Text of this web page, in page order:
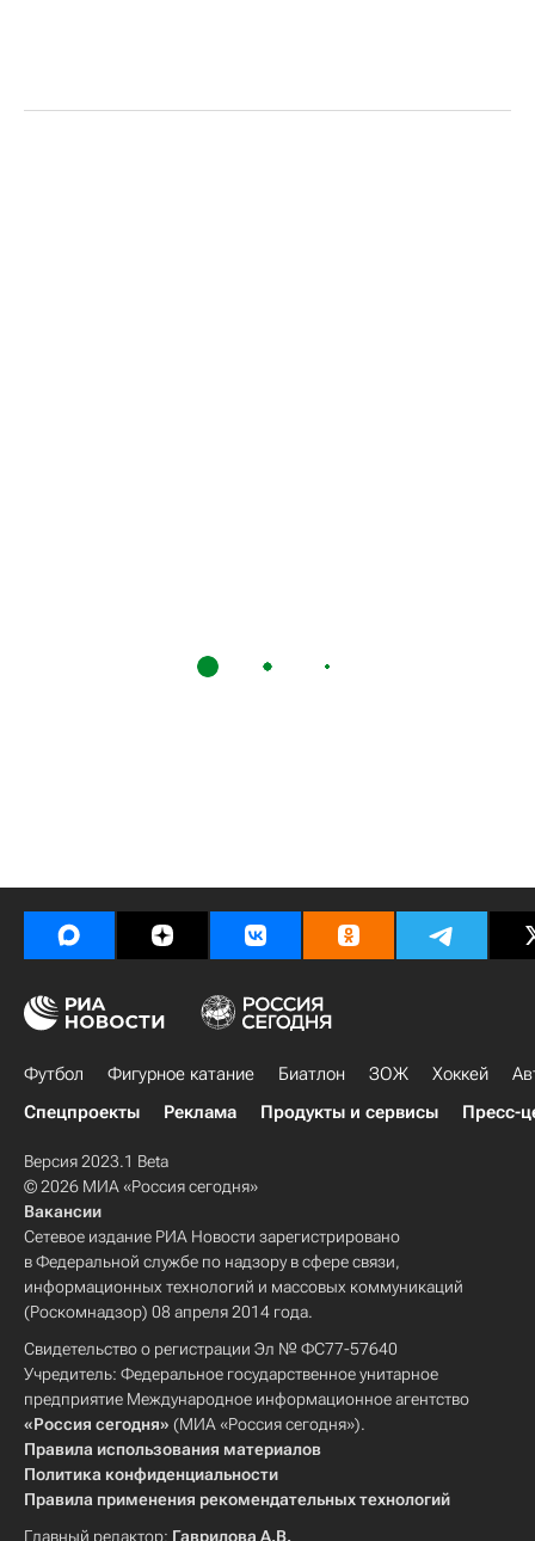
Футбол Фигурное катание Биатлон ЗОЖ Хоккей
Спецпроекты
Реклама Продукты и сервисы Пресс-
Версия 2023.1 Beta
© 2026 МИА «Россия сегодня»
Вакансии
Сетевое издание РИА Новости зарегистрировано
в Федеральной службе по надзору в сфере связи,
информационных технологий и массовых коммуникаций
(Роскомнадзор) 08 апреля 2014 года.
Свидетельство о регистрации Эл № ФС77-57640
Учредитель: Федеральное государственное унитарное
предприятие Международное информационное агентство
«Россия сегодня» (МИА «Россия сегодня»).
Правила использования материалов
Политика конфиденциальности
Правила применения рекомендательных технологий
Главный редактор: Гаврилова А.В.